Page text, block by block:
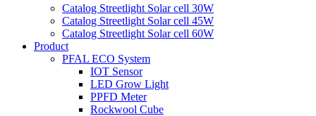
Catalog Streetlight Solar cell 30W
Catalog Streetlight Solar cell 45W
Catalog Streetlight Solar cell 60W
Product
PFAL ECO System
IOT Sensor
LED Grow Light
PPFD Meter
Rockwool Cube